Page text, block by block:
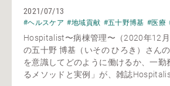
2021/07/13
#ヘルスケア #地域貢献 #五十野博基 #医療
Hospitalist〜病棟管理〜（2020年12
の五十野 博基（いその ひろき）さん
を意識してどのように働けるか、一勤
るメソッドと実例」が、雑誌